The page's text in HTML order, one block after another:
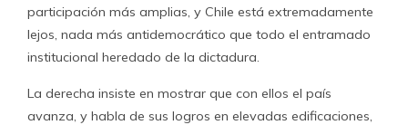
participación más amplias, y Chile está extremadamente
lejos, nada más antidemocrático que todo el entramado
institucional heredado de la dictadura.
La derecha insiste en mostrar que con ellos el país
avanza, y habla de sus logros en elevadas edificaciones,